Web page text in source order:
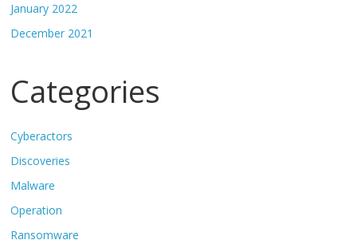
January 2022
December 2021
Categories
Cyberactors
Discoveries
Malware
Operation
Ransomware